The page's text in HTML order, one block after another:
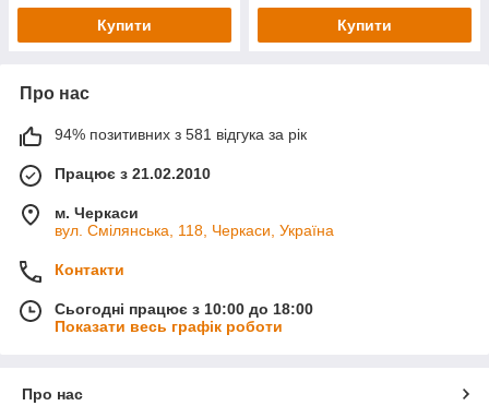
Купити Купити
Про нас
94% позитивних з 581 відгука за рік
Працює з 21.02.2010
м. Черкаси
вул. Смілянська, 118, Черкаси, Україна
Контакти
Сьогодні працює з 10:00 до 18:00
Показати весь графік роботи
Про нас